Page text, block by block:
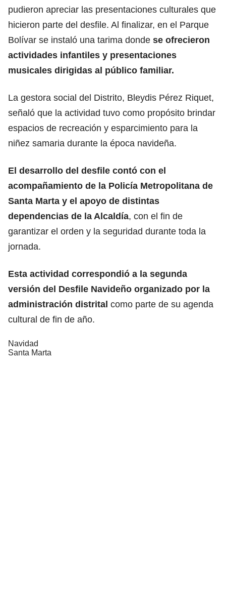
pudieron apreciar las presentaciones culturales que
hicieron parte del desfile. Al finalizar, en el Parque
Bolívar se instaló una tarima donde se ofrecieron
actividades infantiles y presentaciones
musicales dirigidas al público familiar.
La gestora social del Distrito, Bleydis Pérez Riquet,
señaló que la actividad tuvo como propósito brindar
espacios de recreación y esparcimiento para la
niñez samaria durante la época navideña.
El desarrollo del desfile contó con el
acompañamiento de la Policía Metropolitana de
Santa Marta y el apoyo de distintas
dependencias de la Alcaldía, con el fin de
garantizar el orden y la seguridad durante toda la
jornada.
Esta actividad correspondió a la segunda
versión del Desfile Navideño organizado por la
administración distrital como parte de su agenda
cultural de fin de año.
Navidad
Santa Marta